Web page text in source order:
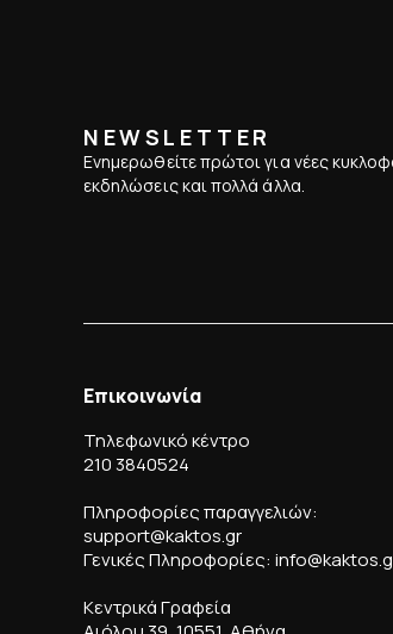
NEWSLETTER
Ενημερωθείτε πρώτοι για νέες
εκδηλώσεις και πολλά άλλα.
Επικοινωνία
Τηλεφωνικό κέντρο
210 3840524
Πληροφορίες παραγγελιών:
support@kaktos.gr
Γενικές Πληροφορίες:
Κεντρικά Γραφεία